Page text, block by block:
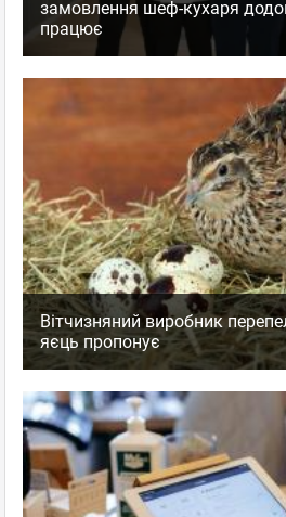
замовлення шеф-кухаря
працює
Вітчизняний виробник
яєць пропонує